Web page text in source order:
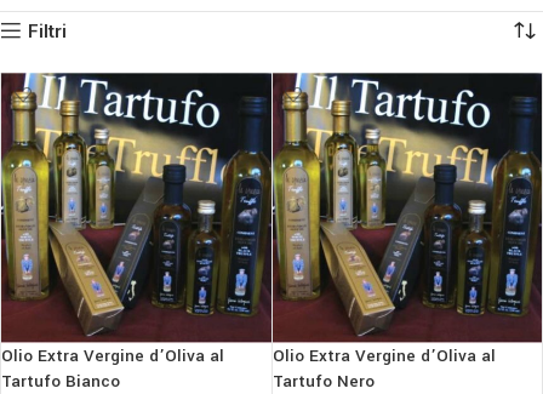
Filtri
Olio Extra Vergine d’Oliva al
Tartufo Bianco
Olio Extra Vergine d’Oliva al
Tartufo Nero